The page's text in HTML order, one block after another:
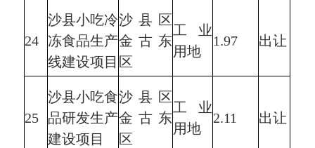
24
沙县小吃冷
冻食品生产
线建设项目
沙县区
金古东
区
工业
用地
1.97 出让
25
沙县小吃食
品研发生产
建设项目
沙县区
金古东
区
工业
用地
2.11 出让